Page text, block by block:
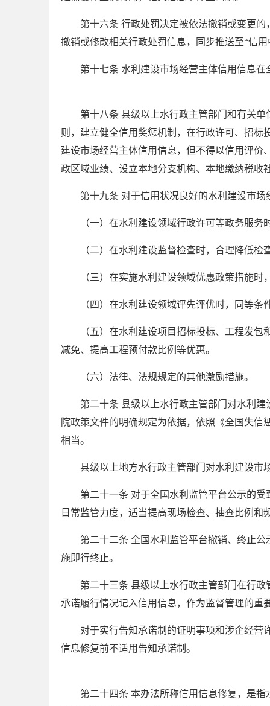
第十六条 行政处罚决定被依法撤销或变更的
撤销或修改相关行政处罚信息，同步推送至“信
第十七条 水利建设市场经营主体信用信息
第十八条 县级以上水行政主管部门和有关
则，建立健全信用奖惩机制，在行政许可、招
建设市场经营主体信用信息，但不得以信用评
政区域业绩、设立本地分支机构、本地缴纳税收
第十九条 对于信用状况良好的水利建设市
（一）在水利建设领域行政许可等政务服
（二）在水利建设监督检查时，合理降低检
（三）在实施水利建设领域优惠政策措施
（四）在水利建设领域评先评优时，同等条
（五）在水利建设项目招标投标、工程发
减免、提高工程预付款比例等优惠。
（六）法律、法规规定的其他激励措施。
第二十条 县级以上水行政主管部门对水利
院政策文件的明确规定为依据，依照《全国失
相当。
县级以上地方水行政主管部门对水利建设市
第二十一条 对于全国水利监管平台公示的
日常监管力度，适当提高现场检查、抽查比例和
第二十二条 全国水利监管平台撤销、终止
施即行终止。
第二十三条 县级以上水行政主管部门在行
承诺履行情况记入信用信息，作为监督管理的重
对于实行告知承诺制的证明事项和涉企经营
信息修复前不适用告知承诺制。
第二十四条 本办法所称信用信息修复，是